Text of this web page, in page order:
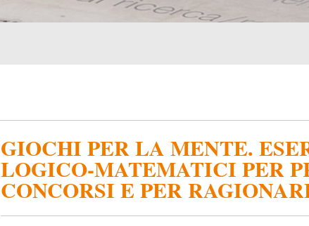
GIOCHI PER LA MENTE.
LOGICO-MATEMATICI PER
CONCORSI E PER